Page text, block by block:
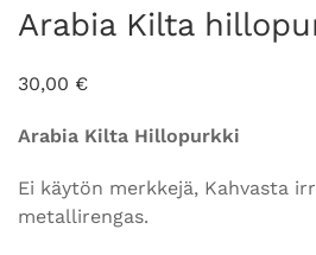
Arabia Kilta
30,00 €
Arabia Kilta Hillopurkki
Ei käytön merkkejä, Kahvasta
metallirengas.